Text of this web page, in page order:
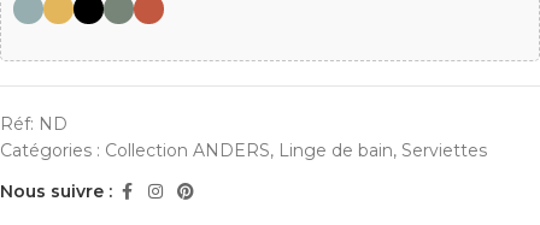
Réf: ND
Catégories : Collection ANDERS, Linge de bain, Serviettes
Nous suivre :